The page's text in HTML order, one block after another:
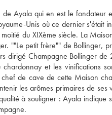
Ayala qui en est le
Unis où ce dernier
du XIXème siècle. La
""Le petit frère"" de Bollinger,
dirigé Champagne Bollinger
et les vinifications
de cave de cette Maison
les arômes primaires de
à souligner : Ayala